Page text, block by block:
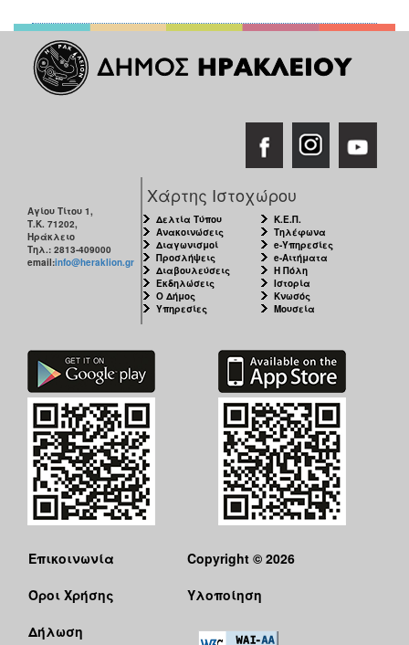
Αγίου Τίτου 1,
Τ.Κ. 71202,
Ηράκλειο
Τηλ.: 2813-409000
email:info@heraklion.gr
Χάρτης Ιστοχώρου
Δελτία Τύπου
Ανακοινώσεις
Διαγωνισμοί
Προσλήψεις
Διαβουλεύσεις
Εκδηλώσεις
Ο Δήμος
Υπηρεσίες
Κ.Ε.Π.
Τηλέφωνα
e-Υπηρεσίες
e-Αιτήματα
Η Πόλη
Ιστορία
Κνωσός
Μουσεία
Επικοινωνία
Όροι Χρήσης
Δήλωση
Copyright © 2026
Υλοποίηση